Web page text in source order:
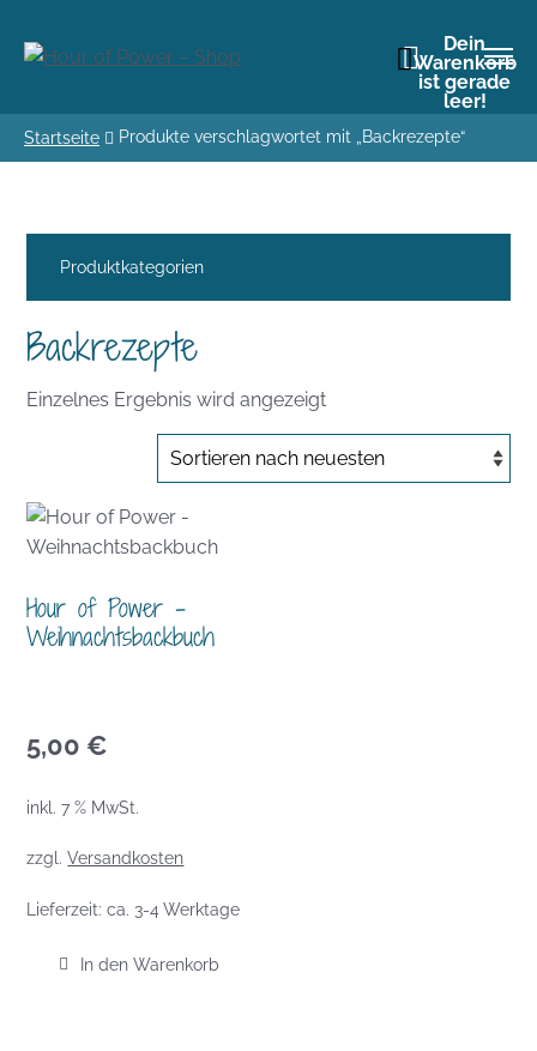
Dein
Warenkorb
ist gerade
leer!
Startseite Produkte verschlagwortet mit „Backrezepte“
Produktkategorien
Backrezepte
Einzelnes Ergebnis wird angezeigt
Hour of Power –
Weihnachtsbackbuch
5,00 €
inkl. 7 % MwSt.
zzgl.Versandkosten
Lieferzeit:ca. 3-4 Werktage
In den Warenkorb